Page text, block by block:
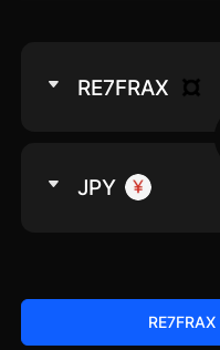
RE7FRAX
JPY